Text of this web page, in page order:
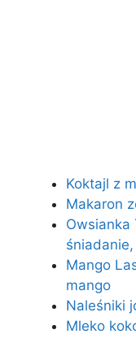
Koktajl z
Makaron
Owsianka
Mango
mango
Naleśniki
Mleko